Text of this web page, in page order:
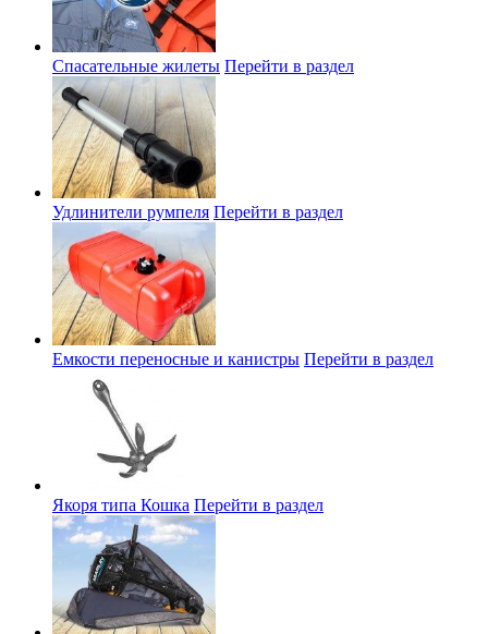
Спасательные жилеты Перейти в раздел
Удлинители румпеля Перейти в раздел
Емкости переносные и канистры Перейти в раздел
Якоря типа Кошка Перейти в раздел